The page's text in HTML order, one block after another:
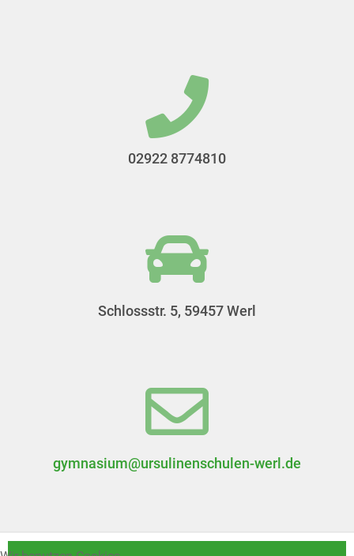
02922 8774810
Schlossstr. 5, 59457 Werl
gymnasium@ursulinenschulen-werl.de